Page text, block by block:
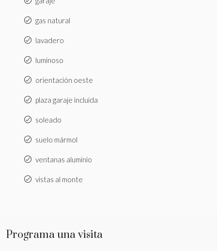
gas natural
lavadero
luminoso
orientación oeste
plaza garaje incluida
soleado
suelo mármol
ventanas aluminio
vistas al monte
Programa una visita